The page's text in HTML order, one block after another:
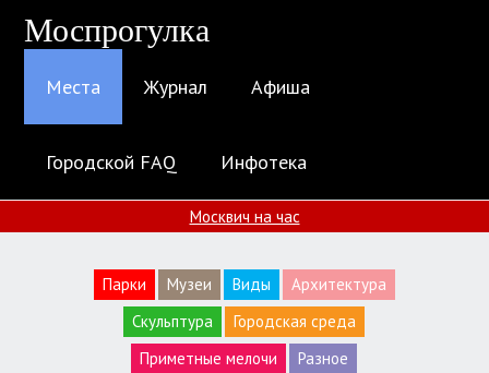
Моспрогулка
Места Журнал Афиша
Городской FAQ Инфотека
Москвич на час
Парки Музеи Виды
Архитектура
Скульптура
Городская среда
Приметные мелочи
Разное